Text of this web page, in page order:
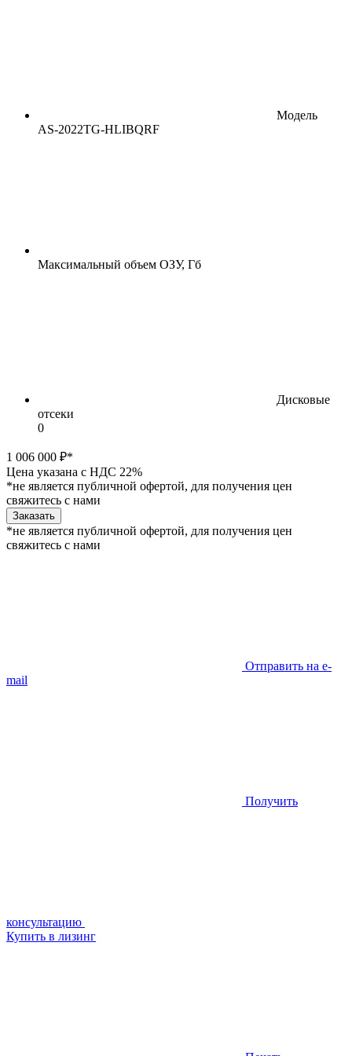
Модель
AS-2022TG-HLIBQRF
Максимальный объем ОЗУ, Гб
Дисковые
отсеки
0
1 006 000 ₽*
Цена указана с НДС 22%
*не является публичной офертой, для получения цен
свяжитесь с нами
Заказать
*не является публичной офертой, для получения цен
свяжитесь с нами
Отправить на e-
mail
Получить
консультацию
Купить в лизинг